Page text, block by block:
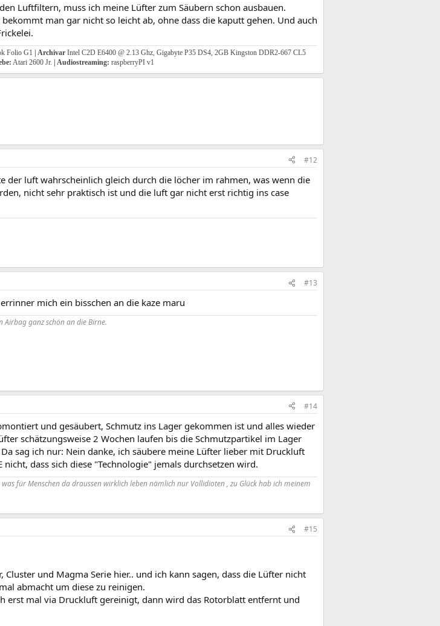
Luftfiltern, muss ich meine Lüfter zum Säubern schon ausbauen.
man gar nicht so leicht ab, ohne dass die kaputt gehen. Und auch
Folio G1 | Archivar Intel C2D E6400 @ 2.13 Ghz, Gigabyte P35 DS4, 2GB Kingston DDR2-667 CL5
Atari 2600 Jr. | Audiostreaming: raspberryPI v1
#12
der luft wahrscheinlich gleich durch die löcher im rahmen, was wenn die
nicht sehr praktisch ist und die luft gar nicht erst richtig ins case
#13
mich ein bisschen an die kaze maru
Airbagganz schön an die Birne.
#14
und gesäubert, Schmutz ins Lager gekommen ist und alles wieder
schätzungsweise 2 Wochen laufen bis die Schmutzpartikel im Lager
sag ich nur: Nein danke, ich säubere meine Lüfter lieber mit Druckluft
dass sich diese "Technologie" jemals durchsetzen wird.
für Menschen da draussen wirklich leben nämlich nur Vollidioten , zu Glück hab ich meinem
#15
Cluster und Magma Serie hier.. und ich kann sagen, dass die Lüfter nicht
abmacht um diese zu reinigen.
erst mal via Druckluft gereinigt, dann wird das Rotorblatt entfernt und